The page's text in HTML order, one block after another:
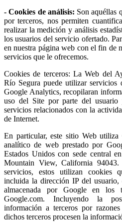
- Cookies de análisis: Son aquéllas
por terceros, nos permiten
realizar la medición y análisis
los usuarios del servicio ofertado.
en nuestra página web con el fin de
servicios que le ofrecemos.
Cookies de terceros: La Web del
Río Segura puede utilizar servicios
Google Analytics, recopilaran
uso del Site por parte del
servicios relacionados con la
de Internet.
En particular, este sitio Web
analítico de web prestado por
Estados Unidos con sede central
Mountain View, California
servicios, estos utilizan cookies
incluida la dirección IP del usuario,
almacenada por Google en los
Google.com. Incluyendo la
información a terceros por
dichos terceros procesen la